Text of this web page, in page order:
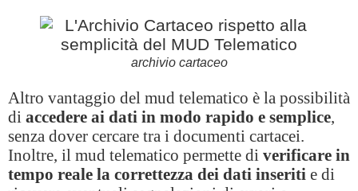
archivio cartaceo
Altro vantaggio del mud telematico è la possibilità
di accedere ai dati in modo rapido e semplice,
senza dover cercare tra i documenti cartacei.
Inoltre, il mud telematico permette di verificare in
tempo reale la correttezza dei dati inseriti e di